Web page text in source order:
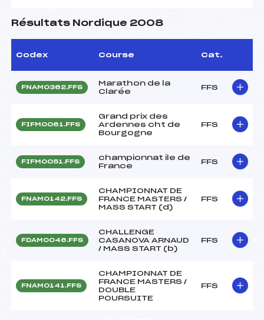
Résultats Nordique 2008
Codex Course Cat.
FNAM0362.FFS
Marathon de la
Clarée
FFS
FIFM0061.FFS
Grand prix des
Ardennes cht de
Bourgogne
FFS
FIFM0051.FFS
championnat ile de
France
FFS
FNAM0142.FFS
CHAMPIONNAT DE
FRANCE MASTERS /
MASS START (d)
FFS
FDAM0046.FFS
CHALLENGE
CASANOVA ARNAUD
/ MASS START (b)
FFS
FNAM0141.FFS
CHAMPIONNAT DE
FRANCE MASTERS /
DOUBLE
POURSUITE
FFS